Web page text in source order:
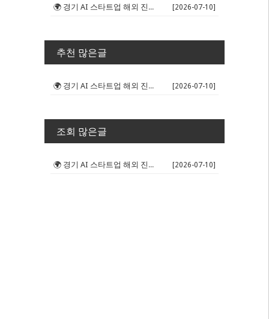
🌍 경기 AI 스타트업 해외 진출 판... [2026-07-10]
추천 많은글
🌍 경기 AI 스타트업 해외 진출 판... [2026-07-10]
조회 많은글
🌍 경기 AI 스타트업 해외 진출 판... [2026-07-10]